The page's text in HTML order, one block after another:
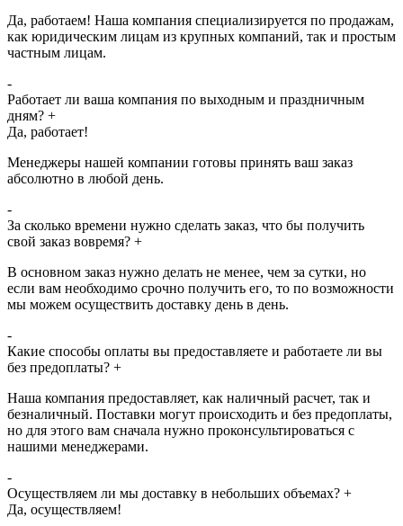
Да, работаем! Наша компания специализируется по продажам,
как юридическим лицам из крупных компаний, так и простым
частным лицам.
-
Работает ли ваша компания по выходным и праздничным
дням? +
Да, работает!
Менеджеры нашей компании готовы принять ваш заказ
абсолютно в любой день.
-
За сколько времени нужно сделать заказ, что бы получить
свой заказ вовремя? +
В основном заказ нужно делать не менее, чем за сутки, но
если вам необходимо срочно получить его, то по возможности
мы можем осуществить доставку день в день.
-
Какие способы оплаты вы предоставляете и работаете ли вы
без предоплаты? +
Наша компания предоставляет, как наличный расчет, так и
безналичный. Поставки могут происходить и без предоплаты,
но для этого вам сначала нужно проконсультироваться с
нашими менеджерами.
-
Осуществляем ли мы доставку в небольших объемах? +
Да, осуществляем!